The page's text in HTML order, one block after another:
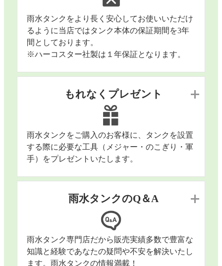
雨水タンクをより長く安心してお使いいただけ
るように当店ではタンク本体の保証期間を3年
間としております。
※ハーコスター社製は１年保証となります。
もれなくプレゼント
雨水タンクをご購入のお客様に、タンクを設置
する際に必要な工具（メジャー・のこぎり・軍
手）をプレゼントいたします。
雨水タンクのQ＆A
雨水タンク専門店だから販売実績多数で豊富な
知識と経験であなたの疑問や不安を解決いたし
ます。雨水タンクの情報満載！